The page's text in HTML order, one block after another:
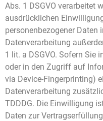
Abs. 1 DSGVO verarbeitet
ausdrücklichen
personenbezogener
Datenverarbeitung
1 lit. a DSGVO. Sofern Sie
oder in den Zugriff auf
via Device-Fingerprinting)
Datenverarbeitung
TDDDG. Die Einwilligung
Daten zur